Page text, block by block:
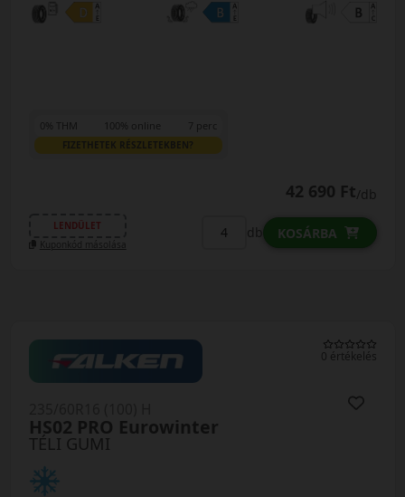
0% THM 100% online 7 perc
FIZETHETEK RÉSZLETEKBEN?
42 690 Ft/db
LENDÜLET
Kuponkód másolása
db KOSÁRBA
0 értékelés
TÉLI GUMI
HS02 PRO Eurowinter